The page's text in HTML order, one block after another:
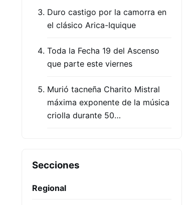
Duro castigo por la camorra en
el clásico Arica-Iquique
Toda la Fecha 19 del Ascenso
que parte este viernes
Murió tacneña Charito Mistral
máxima exponente de la música
criolla durante 50…
Secciones
Regional